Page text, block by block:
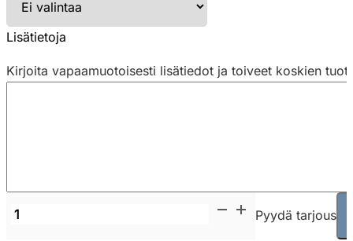
Lisätietoja
Kirjoita vapaamuotoisesti lisätiedot ja toiveet koskien
Gaber
Pyydä tarjous